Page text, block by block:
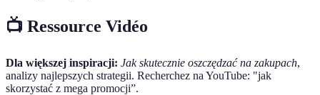
📺 Ressource Vidéo
Dla większej inspiracji: Jak skutecznie oszczędzać na zakupach,
analizy najlepszych strategii. Recherchez na YouTube: "jak
skorzystać z mega promocji”.